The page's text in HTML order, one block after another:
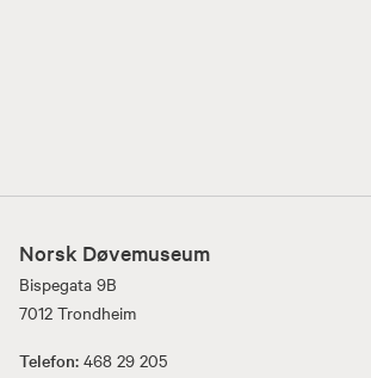
Norsk Døvemuseum
Bispegata 9B
7012 Trondheim
Telefon: 468 29 205